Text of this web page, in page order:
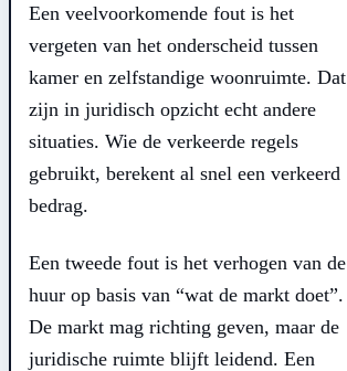
Een veelvoorkomende fout is het
vergeten van het onderscheid tussen
kamer en zelfstandige woonruimte. Dat
zijn in juridisch opzicht echt andere
situaties. Wie de verkeerde regels
gebruikt, berekent al snel een verkeerd
bedrag.
Een tweede fout is het verhogen van de
huur op basis van “wat de markt doet”.
De markt mag richting geven, maar de
juridische ruimte blijft leidend. Een